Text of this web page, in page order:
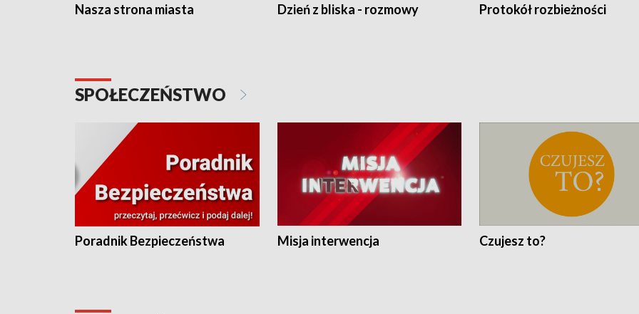
Nasza strona miasta Dzień z bliska - rozmowy Protokół rozbieżności
SPOŁECZEŃSTWO
Poradnik Bezpieczeństwa Misja interwencja Czujesz to?